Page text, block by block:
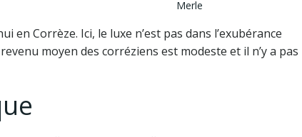
Merle
en Corrèze. Ici, le luxe n’est pas dans l’exubérance
moyen des corréziens est modeste et il n’y a pas